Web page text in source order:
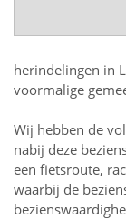
herindelingen in
voormalige
Wij hebben de
nabij deze
een fietsroute,
waarbij de